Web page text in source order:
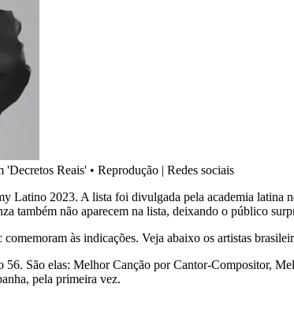
'Decretos Reais' • Reprodução | Redes sociais
Latino 2023. A lista foi divulgada pela academia latina
também não aparecem na lista, deixando o público
às indicações. Veja abaixo os artistas
São elas: Melhor Canção por Cantor-Compositor,
pela primeira vez.